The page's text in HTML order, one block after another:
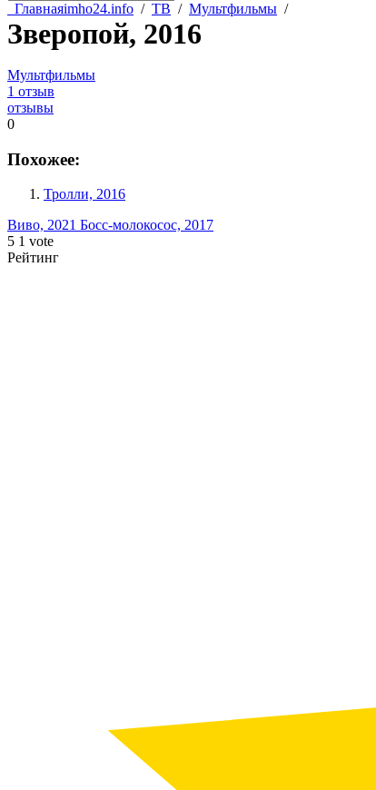
Главнаяimho24.info / ТВ / Мультфильмы /
Зверопой, 2016
Мультфильмы
1 отзыв
отзывы
0
Похожее:
Тролли, 2016
Виво, 2021 Босс-молокосос, 2017
5 1 vote
Рейтинг